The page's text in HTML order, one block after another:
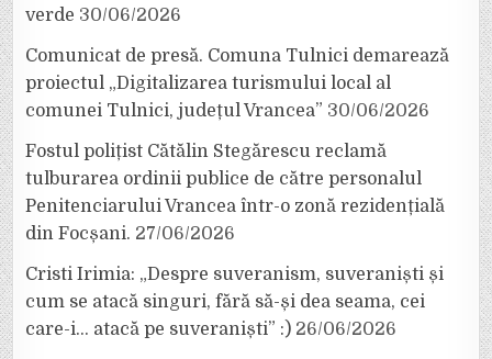
verde 30/06/2026
Comunicat de presă. Comuna Tulnici demarează
proiectul „Digitalizarea turismului local al
comunei Tulnici, județul Vrancea” 30/06/2026
Fostul polițist Cătălin Stegărescu reclamă
tulburarea ordinii publice de către personalul
Penitenciarului Vrancea într-o zonă rezidențială
din Focșani. 27/06/2026
Cristi Irimia: „Despre suveranism, suveraniști și
cum se atacă singuri, fără să-și dea seama, cei
care-i… atacă pe suveraniști” :) 26/06/2026